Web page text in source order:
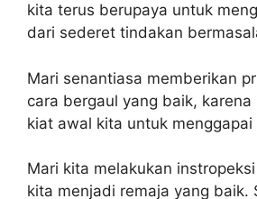
kita terus berupaya untuk
dari sederet tindakan
Mari senantiasa memberikan
cara bergaul yang baik,
kiat awal kita untuk menggapai
Mari kita melakukan
kita menjadi remaja yang baik.